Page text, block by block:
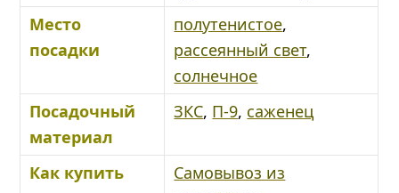
Место
посадки
полутенистое,
рассеянный свет,
солнечное
Посадочный
материал
ЗКС, П-9, саженец
Как купить
Самовывоз из